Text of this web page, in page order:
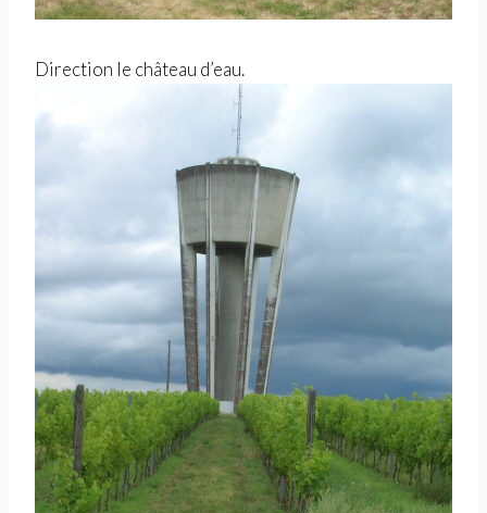
Direction le château d’eau.